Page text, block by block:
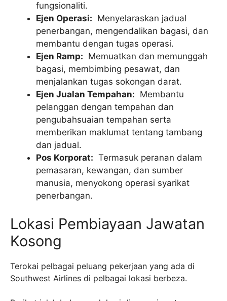
fungsionaliti.
Ejen Operasi: Menyelaraskan jadual
penerbangan, mengendalikan bagasi, dan
membantu dengan tugas operasi.
Ejen Ramp: Memuatkan dan memunggah
bagasi, membimbing pesawat, dan
menjalankan tugas sokongan darat.
Ejen Jualan Tempahan: Membantu
pelanggan dengan tempahan dan
pengubahsuaian tempahan serta
memberikan maklumat tentang tambang
dan jadual.
Pos Korporat: Termasuk peranan dalam
pemasaran, kewangan, dan sumber
manusia, menyokong operasi syarikat
penerbangan.
Lokasi Pembiayaan Jawatan
Kosong
Terokai pelbagai peluang pekerjaan yang ada di
Southwest Airlines di pelbagai lokasi berbeza.